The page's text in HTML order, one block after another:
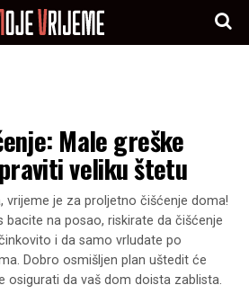
Male greške
veliku štetu
vrijeme je za proljetno čišćenje doma!
bacite na posao, riskirate da čišćenje
i da samo vrludate po
Dobro osmišljen plan uštedit će
osigurati da vaš dom doista zablista.